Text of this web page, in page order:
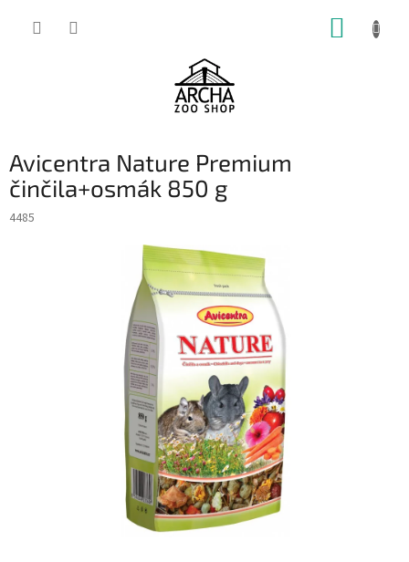
Avicentra Nature Premium
činčila+osmák 850 g
4485